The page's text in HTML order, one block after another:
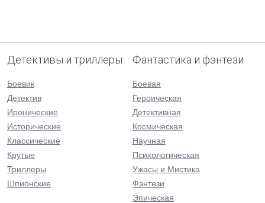
Детективы и триллеры
Боевик
Детектив
Иронические
Исторические
Классические
Крутые
Триллеры
Шпионские
Фантастика и фэнтези
Боевая
Героическая
Детективная
Космическая
Научная
Психологическая
Ужасы и Мистика
Фэнтези
Эпическая